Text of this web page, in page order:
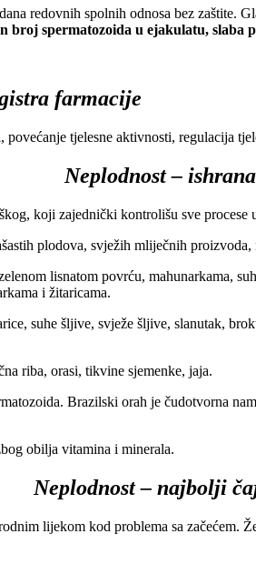
redovnih spolnih odnosa bez zaštite.
broj spermatozoida u ejakulatu,
farmacije
, povećanje tjelesne aktivnosti, regulacija
Neplodnost – ishrana
koji zajednički kontrolišu sve procese
plodova, svježih mliječnih
lisnatom povrću, mahunarkama,
i žitaricama.
suhe šljive, svježe šljive, slanutak,
riba, orasi, tikvine sjemenke, jaja.
Brazilski orah je čudotvorna
obilja vitamina i minerala.
Neplodnost – najbolji
lijekom kod problema sa začećem.